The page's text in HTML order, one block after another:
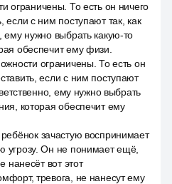
ограничены. То есть он ничего
если с ним поступают так, как
ему нужно выбрать какую-то
обеспечит ему физи.
ограничены. То есть он
если с ним поступают
ему нужно выбрать
которая обеспечит ему
зачастую воспринимает
угрозу. Он не понимает ещё,
нанесёт вот этот
тревога, не нанесут ему